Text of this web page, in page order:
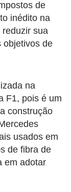
de
inédito na
sua
objetivos de
na
F1, pois é um
construção
usados em
de fibra de
em adotar